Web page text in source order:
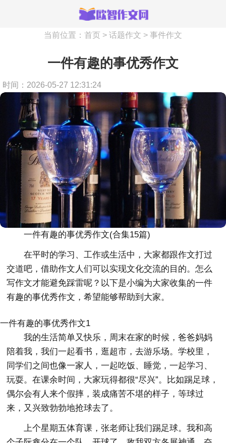
当前位置： 首页 > 话题作文 > 事件作文
一件有趣的事优秀作文
时间：2026-05-27 12:31:24
一件有趣的事优秀作文(合集15篇)
在平时的学习、工作或生活中，大家都跟作文打过
交道吧，借助作文人们可以实现文化交流的目的。怎么
写作文才能避免踩雷呢？以下是小编为大家收集的一件
有趣的事优秀作文，希望能够帮助到大家。
一件有趣的事优秀作文1
我的生活简单又快乐，周末在家的时候，爸爸妈妈
陪着我，我们一起看书，逛超市，去游乐场。学校里，
同学们之间也像一家人，一起吃饭、睡觉，一起学习、
玩耍。在课余时间，大家玩得都很“尽兴”。比如踢足球，
偶尔会有人来个假摔，装成痛苦不堪的样子，等球过
来，又兴致勃勃地抢球去了。
上个星期五体育课，张老师让我们踢足球。我和高